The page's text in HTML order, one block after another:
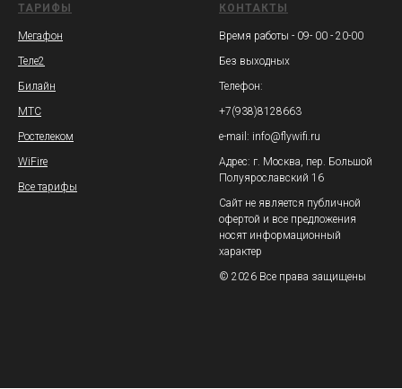
ТАРИФЫ
Мегафон
Теле2
Билайн
МТС
Ростелеком
WiFire
Все тарифы
КОНТАКТЫ
Время работы - 09- 00 - 20-00
Без выходных
Телефон:
+7(938)8128663
e-mail: info@flywifi.ru
Адрес: г. Москва, пер. Большой
Полуярославский 16
Сайт не является публичной
офертой и все предложения
носят информационный
характер
© 2026 Все права защищены